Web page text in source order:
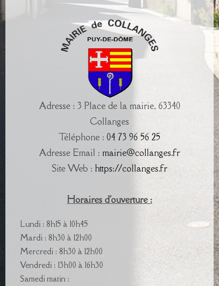
Adresse : 3 Place de la mairie, 63340
Collanges
Téléphone : 04 73 96 56 25
Adresse Email : mairie@collanges.fr
Site Web : https://collanges.fr
Horaires d'ouverture :
Lundi : 8h15 à 10h45
Mardi : 8h30 à 12h00
Mercredi : 8h30 à 12h00
Vendredi : 13h00 à 16h30
Samedi matin :